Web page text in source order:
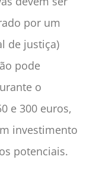
por um
de justiça)
pode
o
e 300 euros,
investimento
potenciais.